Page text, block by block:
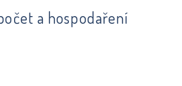
a hospodaření